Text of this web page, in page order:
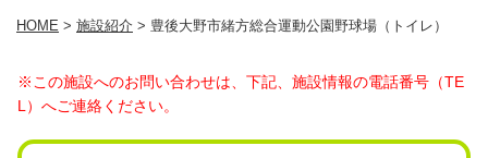
HOME > 施設紹介 > 豊後大野市緒方総合運動公園野球場（トイレ）
※この施設へのお問い合わせは、下記、施設情報の電話番号（TE
L）へご連絡ください。